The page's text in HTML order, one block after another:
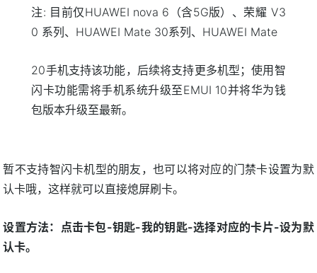
注: 目前仅HUAWEI nova 6（含5G版）、荣耀 V3
0 系列、HUAWEI Mate 30系列、HUAWEI Mate
20手机支持该功能，后续将支持更多机型；使用智
闪卡功能需将手机系统升级至EMUI 10并将华为钱
包版本升级至最新。
暂不支持智闪卡机型的朋友，也可以将对应的门禁卡设置为默
认卡哦，这样就可以直接熄屏刷卡。
设置方法：点击卡包-钥匙-我的钥匙-选择对应的卡片-设为默
认卡。